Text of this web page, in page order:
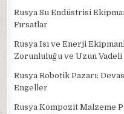
Rusya Su Endüstrisi
Fırsatlar
Rusya Isı ve Enerji
Zorunluluğu ve Uzun Vadeli
Rusya Robotik Pazarı:
Engeller
Rusya Kompozit Malzeme